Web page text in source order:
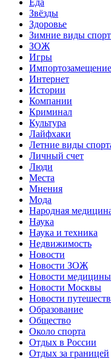
Звёзды
Здоровье
Зимние виды
ЗОЖ
Игры
Импортозамещение
Интернет
Истории
Компании
Криминал
Культура
Лайфхаки
Летние виды
Личный счет
Люди
Места
Мнения
Мода
Народная
Наука
Наука и техника
Недвижимость
Новости
Новости ЗОЖ
Новости медицины
Новости Москвы
Новости
Образование
Общество
Около спорта
Отдых в России
Отдых за границей